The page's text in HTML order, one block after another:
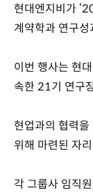
현대엔지비가
계약학과 연구성
이번 행사는 현
속한 21기 연구
현업과의 협력
위해 마련된 자
각 그룹사 임직